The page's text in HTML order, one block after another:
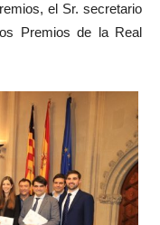
el Sr. secretario
Premios de la Real